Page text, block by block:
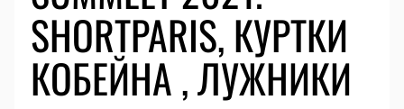
SHORTPARIS, КУРТКИ
КОБЕЙНА , ЛУЖНИКИ